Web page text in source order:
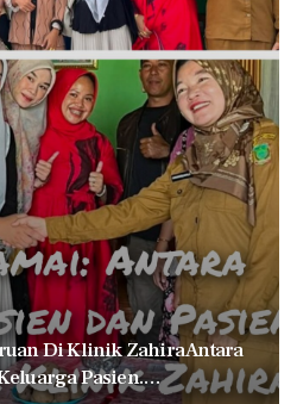
Di Klinik Zahira Antara
Pasien.…